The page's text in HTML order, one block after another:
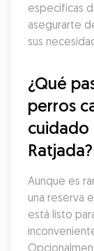
específicas
asegurarte
sus
¿Qué
perros
cuidado
Ratjada?
Aunque es
una reserva
está listo